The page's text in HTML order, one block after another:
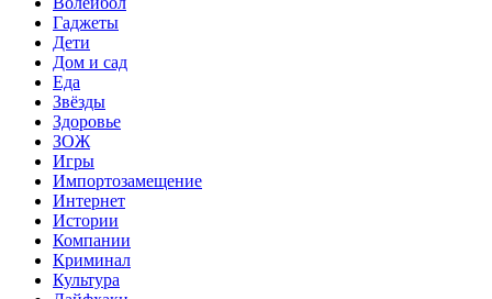
Гаджеты
Дети
Дом и сад
Еда
Звёзды
Здоровье
ЗОЖ
Игры
Импортозамещение
Интернет
Истории
Компании
Криминал
Культура